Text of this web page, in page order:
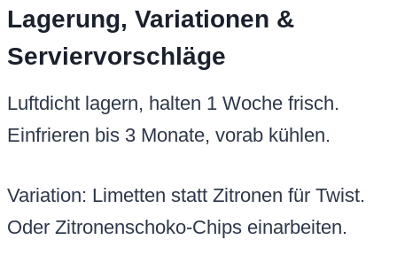
Lagerung, Variationen &
Serviervorschläge
Luftdicht lagern, halten 1 Woche frisch.
Einfrieren bis 3 Monate, vorab kühlen.
Variation: Limetten statt Zitronen für Twist.
Oder Zitronenschoko-Chips einarbeiten.